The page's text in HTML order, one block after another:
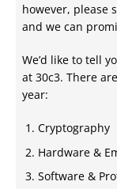
however, please
and we can
We’d like to tell
at 30c3. There
year:
Cryptography
Hardware &
Software &